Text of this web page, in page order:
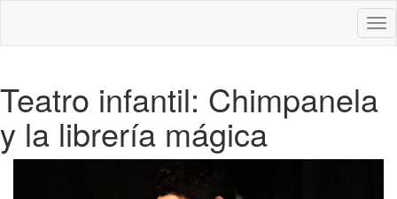
Teatro infantil: Chimpanela
y la librería mágica